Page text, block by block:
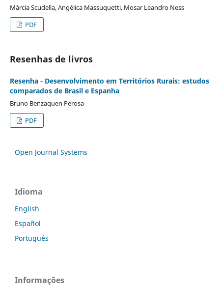
Márcia Scudella, Angélica Massuquetti, Mosar Leandro Ness
PDF
Resenhas de livros
Resenha - Desenvolvimento em Territórios Rurais: estudos
comparados de Brasil e Espanha
Bruno Benzaquen Perosa
PDF
Open Journal Systems
Idioma
English
Español
Português
Informações